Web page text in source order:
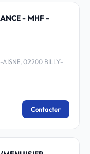
- MHF -
AISNE, 02200 BILLY-
Contacter